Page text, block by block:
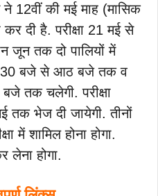
ने 12वीं की मई माह (मासिक
कर दी है. परीक्षा 21 मई से
जून तक दो पालियों में
6:30 बजे से आठ बजे तक व
तक चलेगी. परीक्षा
तक भेज दी जायेगी. तीनों
में शामिल होना होगा.
होगा.